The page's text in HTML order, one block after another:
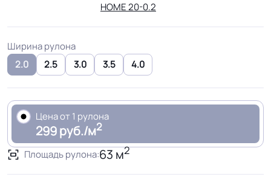
HOME 20-0.2
Ширина рулона
2.0
2.5 3.0 3.5 4.0
Цена от 1 рулона
299 руб./м2
Площадь рулона:63 м2